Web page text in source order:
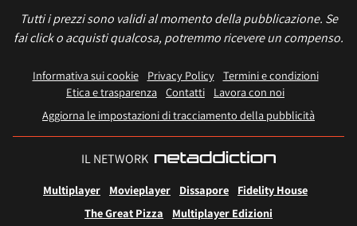
Tutti i prezzi sono validi al momento della pubblicazione. Se
fai click o acquisti qualcosa, potremmo ricevere un compenso.
Informativa sui cookie Privacy Policy
Termini e condizioni
Etica e trasparenza Contatti
Lavora con noi
Aggiorna le impostazioni di tracciamento della pubblicità
IL NETWORK
Multiplayer Movieplayer Dissapore
Fidelity House
The Great Pizza
Multiplayer Edizioni